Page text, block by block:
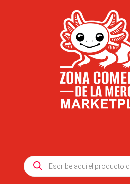
Products
search